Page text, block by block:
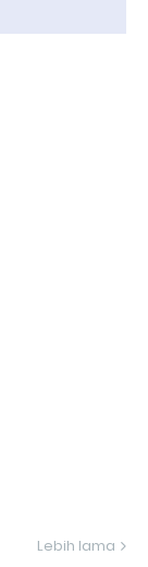
Lebih lama